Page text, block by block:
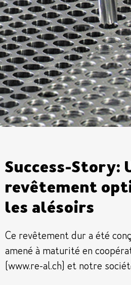
Success-Story:
revêtement
les alésoirs
Ce revêtement dur a été
amené à maturité en
(www.re-al.ch) et notre